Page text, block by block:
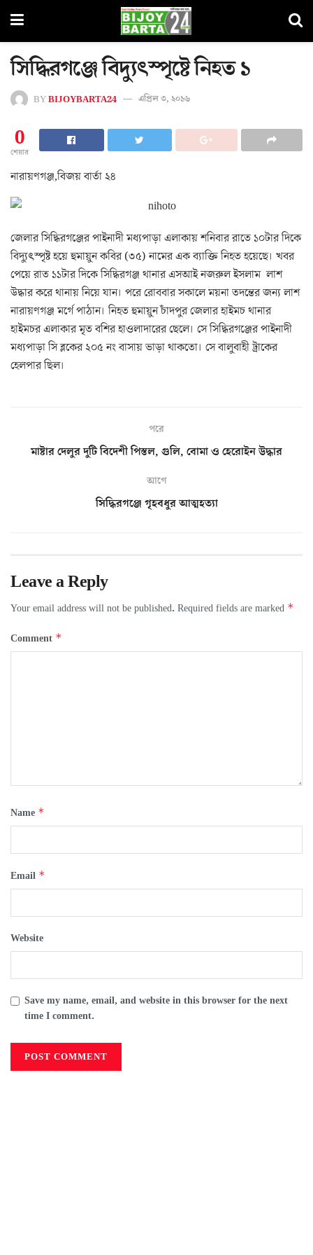
সিদ্ধিরগঞ্জে বিদ্যুৎস্পৃষ্টে নিহত ১
BYBIJOYBARTA24 এপ্রিল ৩, ২০১৬
0
শেয়ার
নারায়ণগঞ্জ,বিজয় বার্তা ২৪
জেলার সিদ্ধিরগঞ্জের পাইনাদী মধ্যপাড়া এলাকায় শনিবার রাতে ১০টার দিকে
বিদ্যুৎস্পৃষ্ট হয়ে হুমায়ুন কবির (৩৫) নামের এক ব্যাক্তি নিহত হয়েছে। খবর
পেয়ে রাত ১১টার দিকে সিদ্ধিরগঞ্জ থানার এসআই নজরুল ইসলাম লাশ
উদ্ধার করে থানায় নিয়ে যান। পরে রোববার সকালে ময়না তদন্তের জন্য লাশ
নারায়ণগঞ্জ মর্গে পাঠান। নিহত হুমায়ুন চাঁদপুর জেলার হাইমচ থানার
হাইমচর এলাকার মৃত বশির হাওলাদারের ছেলে। সে সিদ্ধিরগঞ্জের পাইনাদী
মধ্যপাড়া সি ব্লকের ২০৫ নং বাসায় ভাড়া থাকতো। সে বালুবাহী ট্রাকের
হেলপার ছিল।
পরে
মাষ্টার দেলুর দুটি বিদেশী পিস্তল, গুলি, বোমা ও হেরোইন উদ্ধার
আগে
সিদ্ধিরগঞ্জে গৃহবধুর আত্মহত্যা
Leave a Reply
Your email address will not be published. Required fields are marked *
Comment *
Name *
Email *
Website
Save my name, email, and website in this browser for the next
time I comment.